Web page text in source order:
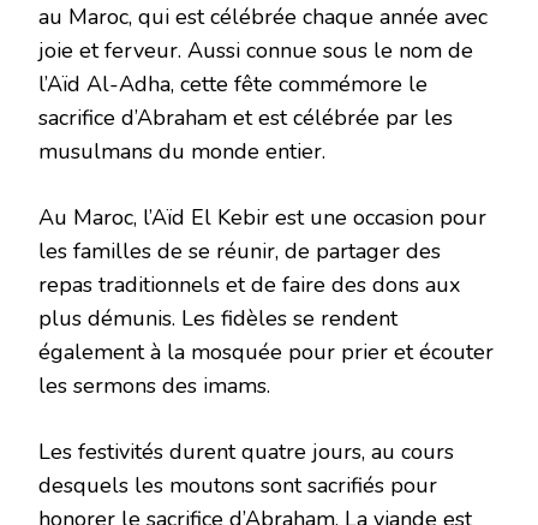
au Maroc, qui est célébrée chaque année avec
joie et ferveur. Aussi connue sous le nom de
l’Aïd Al-Adha, cette fête commémore le
sacrifice d’Abraham et est célébrée par les
musulmans du monde entier.
Au Maroc, l’Aïd El Kebir est une occasion pour
les familles de se réunir, de partager des
repas traditionnels et de faire des dons aux
plus démunis. Les fidèles se rendent
également à la mosquée pour prier et écouter
les sermons des imams.
Les festivités durent quatre jours, au cours
desquels les moutons sont sacrifiés pour